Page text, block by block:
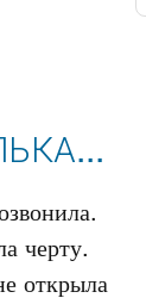
черту.
открыла